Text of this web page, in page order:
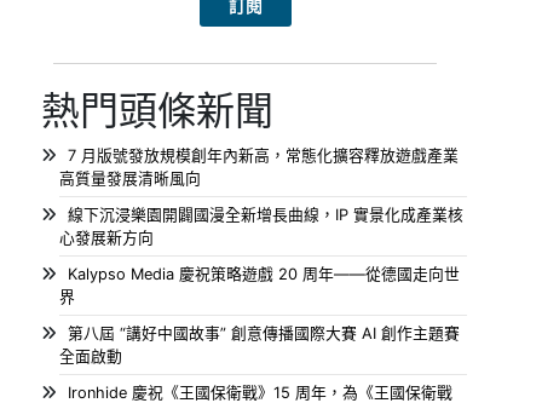
熱門頭條新聞
7 月版號發放規模創年內新高，常態化擴容釋放遊戲產業
高質量發展清晰風向
線下沉浸樂園開闢國漫全新增長曲線，IP 實景化成產業核
心發展新方向
Kalypso Media 慶祝策略遊戲 20 周年——從德國走向世
界
第八屆 “講好中國故事” 創意傳播國際大賽 AI 創作主題賽
全面啟動
Ironhide 慶祝《王國保衛戰》15 周年，為《王國保衛戰